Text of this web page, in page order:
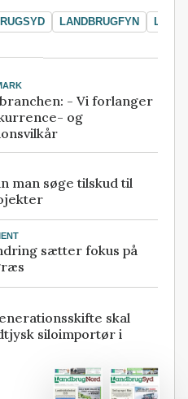
LANDBRUGFYN
- Vi forlanger
og
man søge tilskud til
sætter fokus på
skal
siloimportør i